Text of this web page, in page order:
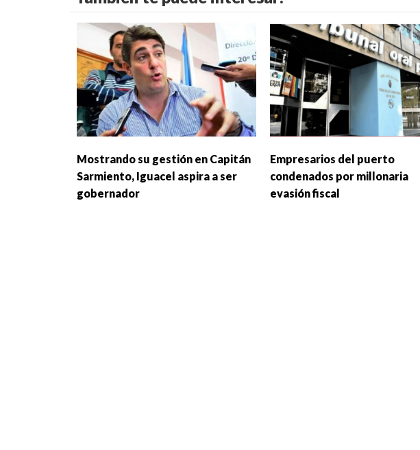
Mostrando su gestión en Capitán
Sarmiento, Iguacel aspira a ser
gobernador
Empresarios del puerto
condenados por millonaria
evasión fiscal